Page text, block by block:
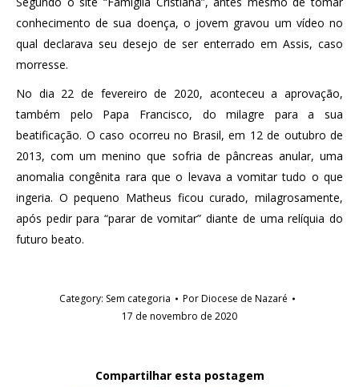
conhecimento de sua doença, o jovem gravou um vídeo no
qual declarava seu desejo de ser enterrado em Assis, caso
morresse.
No dia 22 de fevereiro de 2020, aconteceu a aprovação,
também pelo Papa Francisco, do milagre para a sua
beatificação. O caso ocorreu no Brasil, em 12 de outubro de
2013, com um menino que sofria de pâncreas anular, uma
anomalia congênita rara que o levava a vomitar tudo o que
ingeria. O pequeno Matheus ficou curado, milagrosamente,
após pedir para “parar de vomitar” diante de uma relíquia do
futuro beato.
Category: Sem categoria PorDiocese de Nazaré
17 de novembro de 2020
Compartilhar esta postagem